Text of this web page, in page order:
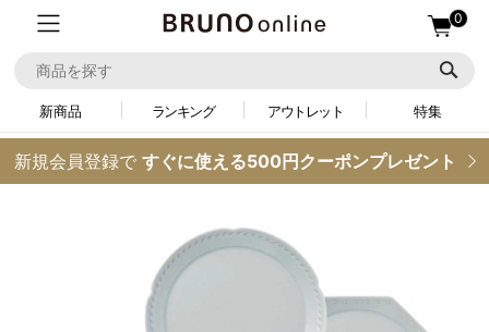
0
新商品 ランキング アウトレット 特集
新規会員登録で すぐに使える500円クーポンプレゼント